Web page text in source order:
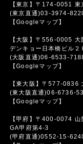
【東京】〒174-0051
(東京直通)03-3974-
【Googleマップ】
【大阪】〒556-0005
デンキョー日本橋ビル
(大阪直通)06-6533-
【Googleマップ】
【東大阪】〒577-
(東大阪直通)06-6736-
【Googleマップ】
【甲府】〒400-0074
GA甲府第4-3
(甲府直通)0552-15-